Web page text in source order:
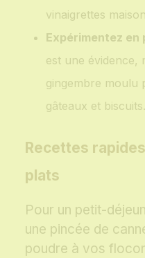
vinaigrettes
Expérimentez en
est une évidence,
gingembre moulu
gâteaux et biscuits.
Recettes
plats
Pour un petit-
une pincée de
poudre à vos